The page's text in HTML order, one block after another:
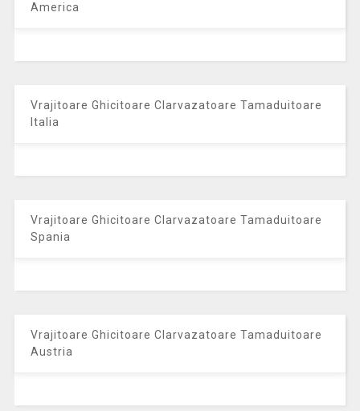
America
Vrajitoare Ghicitoare Clarvazatoare Tamaduitoare
Italia
Vrajitoare Ghicitoare Clarvazatoare Tamaduitoare
Spania
Vrajitoare Ghicitoare Clarvazatoare Tamaduitoare
Austria